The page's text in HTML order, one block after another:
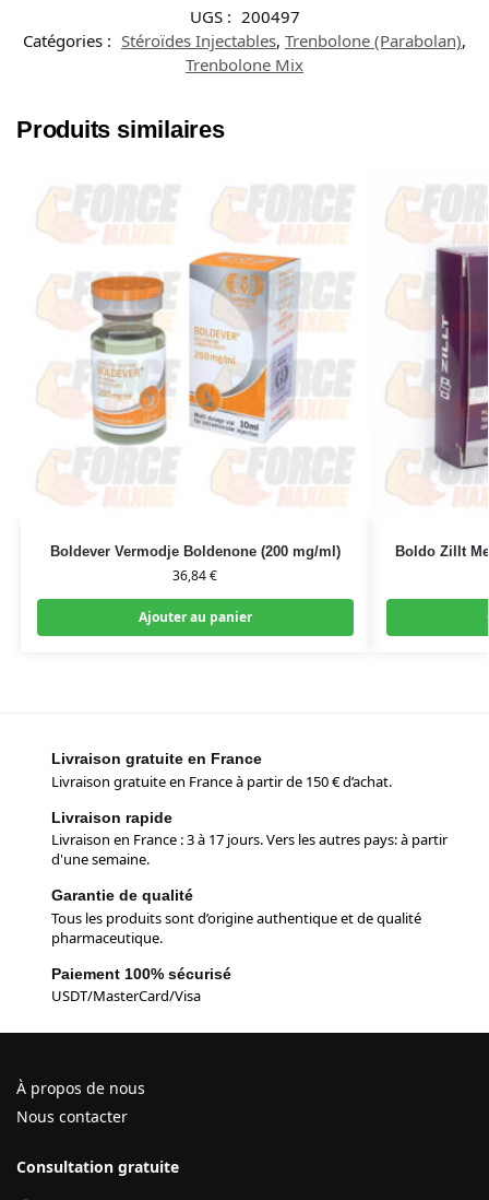
UGS : 200497
Catégories : Stéroïdes Injectables, Trenbolone (Parabolan),
Trenbolone Mix
Produits similaires
Boldever Vermodje Boldenone (200 mg/ml)
36,84€
Ajouter au panier
Boldo Zillt
Livraison gratuite en France
Livraison gratuite en France à partir de 150 € d’achat.
Livraison rapide
Livraison en France : 3 à 17 jours. Vers les autres pays: à partir
d'une semaine.
Garantie de qualité
Tous les produits sont d’origine authentique et de qualité
pharmaceutique.
Paiement 100% sécurisé
USDT/MasterCard/Visa
À propos de nous
Nous contacter
Consultation gratuite